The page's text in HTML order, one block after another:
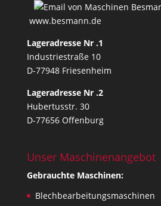
www.besmann.de
Lageradresse Nr .1
Industriestraße 10
D-77948 Friesenheim
Lageradresse Nr .2
Hubertusstr. 30
D-77656 Offenburg
Unser Maschinenangebot
Gebrauchte Maschinen:
Blechbearbeitungsmaschinen